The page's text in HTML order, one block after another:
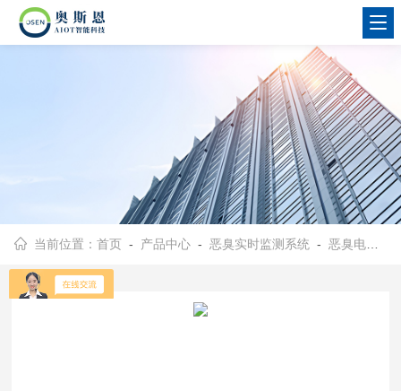
当前位置：首页 - 产品中心 -恶臭实时监测系统 -恶臭电子鼻监测系统